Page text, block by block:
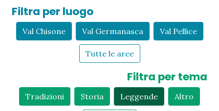
Filtra per luogo
Val Chisone Val Germanasca Val Pellice
Tutte le aree
Filtra per tema
Tradizioni Storia Leggende Altro